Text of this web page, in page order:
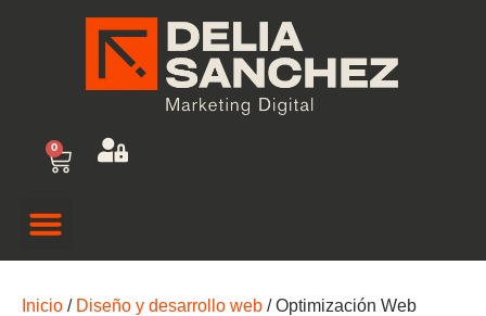
0
Inicio / Diseño y desarrollo web / Optimización Web